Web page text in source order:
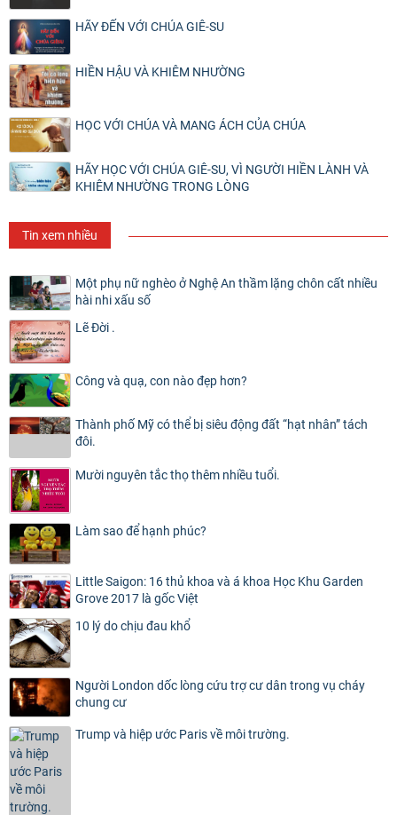
HÃY ĐẾN VỚI CHÚA GIÊ-SU
HIỀN HẬU VÀ KHIÊM NHƯỜNG
HỌC VỚI CHÚA VÀ MANG ÁCH CỦA CHÚA
HÃY HỌC VỚI CHÚA GIÊ-SU, VÌ NGƯỜI HIỀN LÀNH VÀ
KHIÊM NHƯỜNG TRONG LÒNG
Tin xem nhiều
Một phụ nữ nghèo ở Nghệ An thầm lặng chôn cất nhiều
hài nhi xấu số
Lẽ Đời .
Công và quạ, con nào đẹp hơn?
Thành phố Mỹ có thể bị siêu động đất “hạt nhân” tách
đôi.
Mười nguyên tắc thọ thêm nhiều tuổi.
Làm sao để hạnh phúc?
Little Saigon: 16 thủ khoa và á khoa Học Khu Garden
Grove 2017 là gốc Việt
10 lý do chịu đau khổ
Người London dốc lòng cứu trợ cư dân trong vụ cháy
chung cư
Trump và hiệp ước Paris về môi trường.